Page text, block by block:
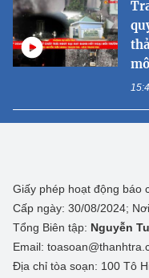
Giấy phép hoạt động báo
Cấp ngày: 30/08/2024;
Tổng Biên tập: Nguyễn
Email:
Địa chỉ tòa soạn: 100 Tô